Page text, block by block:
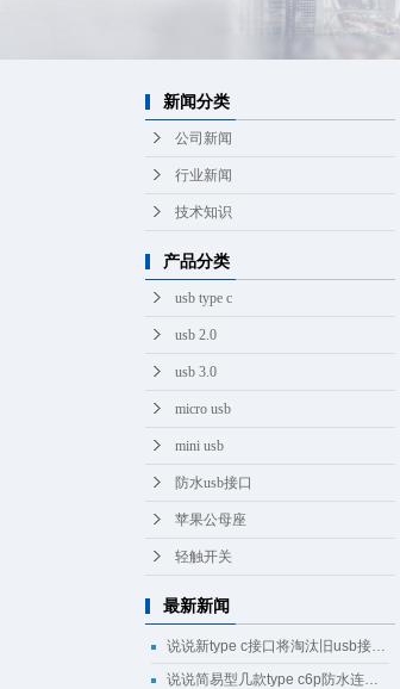
新闻分类
公司新闻
行业新闻
技术知识
产品分类
usb type c
usb 2.0
usb 3.0
micro usb
mini usb
防水usb接口
苹果公母座
轻触开关
最新新闻
说说新type c接口将淘汰旧usb接口成为回忆
说说简易型几款type c6p防水连接器母座规格尺寸